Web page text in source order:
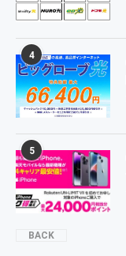
4
5
BACK